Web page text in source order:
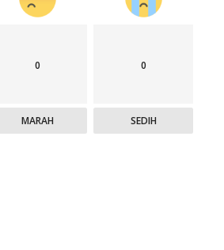
0
MARAH
0
SEDIH